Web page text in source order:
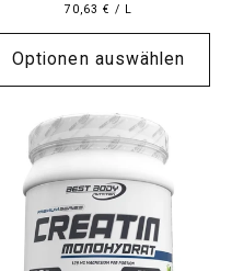
70,63 € / L
Optionen auswählen